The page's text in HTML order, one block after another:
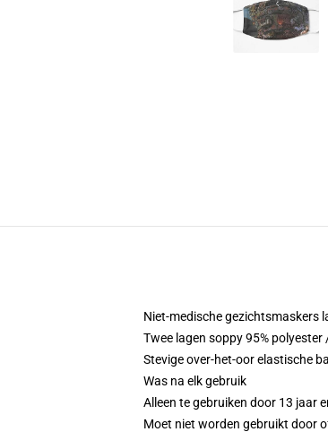
Niet-medische gezichtsmaskers
Twee lagen soppy 95%
Stevige over-het-oor elastische
Was na elk gebruik
Alleen te gebruiken door 13 jaar
Moet niet worden gebruikt door